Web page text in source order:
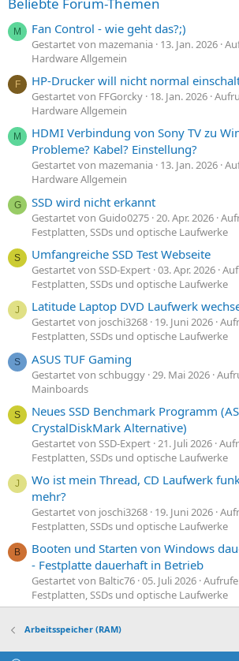
Beliebte Forum-Themen
M Fan Control - wie geht das?;)
Gestartet von mazemania 13. Jan. 2026
Hardware Allgemein
F HP-Drucker will nicht normal
Gestartet von FFGorcky 18. Jan. 2026
Hardware Allgemein
M
HDMI Verbindung von Sony TV zu
Probleme? Kabel? Einstellung?
Gestartet von mazemania 13. Jan. 2026
Hardware Allgemein
G SSD wird nicht erkannt
Gestartet von Guido0275 20. Apr. 2026
Festplatten, SSDs und optische Laufwerke
S Umfangreiche SSD Test Webseite
Gestartet von SSD-Expert 03. Apr. 2026
Festplatten, SSDs und optische Laufwerke
J Latitude Laptop DVD Laufwerk
Gestartet von joschi3268 19. Juni 2026
Festplatten, SSDs und optische Laufwerke
S ASUS TUF Gaming
Gestartet von schbuggy 29. Mai 2026
Mainboards
S
Neues SSD Benchmark Programm
CrystalDiskMark Alternative)
Gestartet von SSD-Expert 21. Juli 2026
Festplatten, SSDs und optische Laufwerke
J
Wo ist mein Thread, CD Laufwerk
mehr?
Gestartet von joschi3268 19. Juni 2026
Festplatten, SSDs und optische Laufwerke
B
Booten und Starten von Windows
- Festplatte dauerhaft in Betrieb
Gestartet von Baltic76 05. Juli 2026
Festplatten, SSDs und optische Laufwerke
Arbeitsspeicher (RAM)